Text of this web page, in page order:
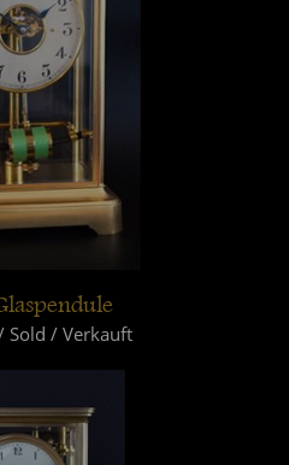
Sold / Verkauft